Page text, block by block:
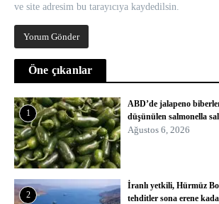
ve site adresim bu tarayıcıya kaydedilsin.
Öne çıkanlar
1
ABD’de jalapeno
düşünülen salmonella
Ağustos 6, 2026
2
İranlı yetkili, Hürmüz
tehditler sona erene